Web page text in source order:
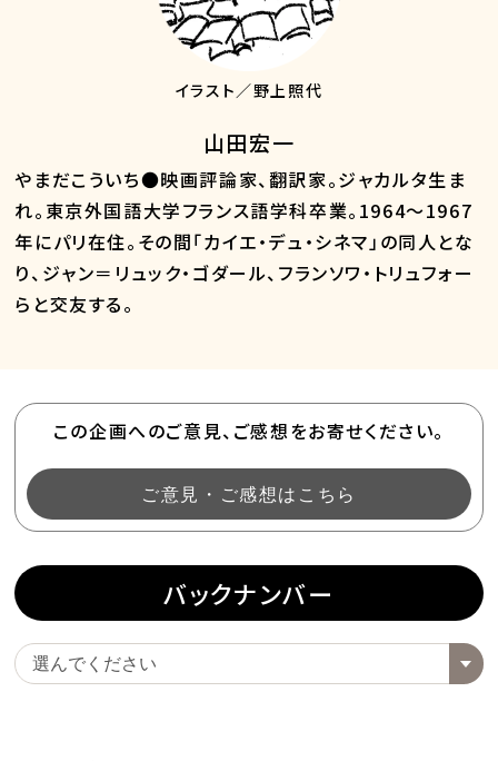
イラスト／野上照代
山田宏一
やまだこういち●映画評論家、翻訳家。ジャカルタ生ま
れ。東京外国語大学フランス語学科卒業。1964～1967
年にパリ在住。その間「カイエ・デュ・シネマ」の同人とな
り、ジャン＝リュック・ゴダール、フランソワ・トリュフォー
らと交友する。
この企画へのご意見、ご感想をお寄せください。
ご意見・ご感想はこちら
バックナンバー